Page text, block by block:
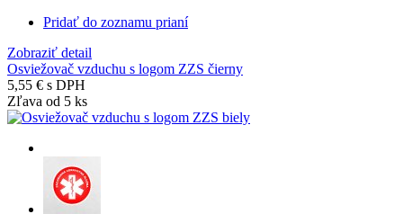
Pridať do zoznamu prianí
Zobraziť detail
Osviežovač vzduchu s logom ZZS čierny
5,55 € s DPH
Zľava od 5 ks